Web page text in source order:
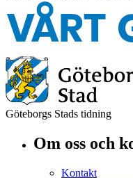
Göteborgs Stads tidning
Om oss och
Kontakt